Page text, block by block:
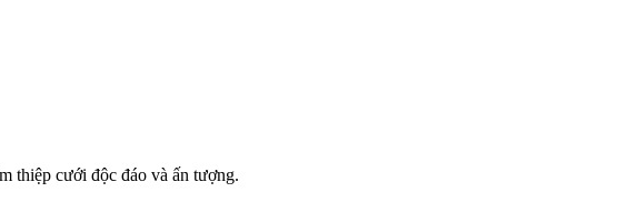
thiệp cưới độc đáo và ấn tượng.